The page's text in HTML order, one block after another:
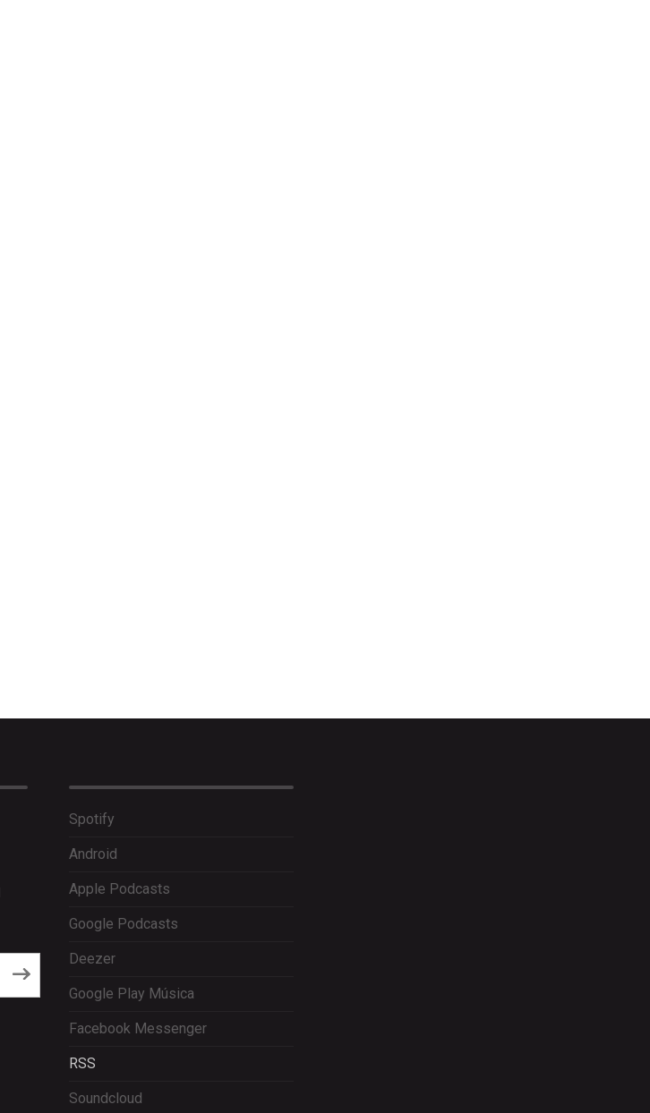
Spotify
Android
Apple Podcasts
Google Podcasts
Deezer
Google Play Música
Facebook Messenger
RSS
Soundcloud